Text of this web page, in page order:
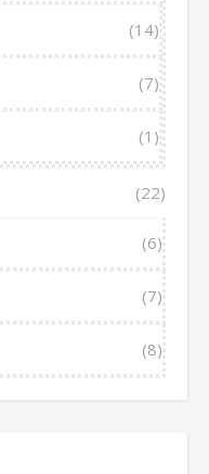
(14)
(7)
(1)
(22)
(6)
(7)
(8)